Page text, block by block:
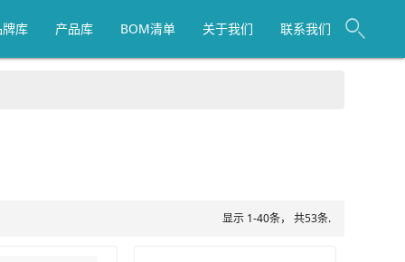
库 产品库 BOM清单 关于我们 联系我们
显示 1-40条， 共53条.